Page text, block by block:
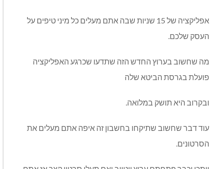
אפליקציה של 15 שניות שבה אתם מעלים כל מיני טיפים על
העסק שלכם.
מה שחשוב בערוץ החדש הזה שתדעו שכרגע האפליקציה
פועלת בגרסת הביטא שלה
ובקרוב היא תושק במלואה.
עוד דבר שחשוב שתיקחו בחשבון זה איפה אתם מעלים את
הסרטונים.